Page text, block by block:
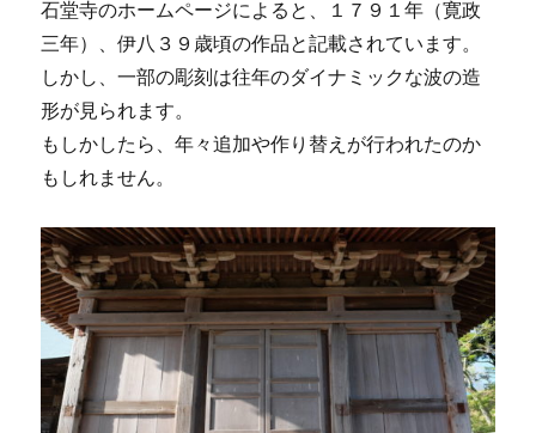
石堂寺のホームページによると、１７９１年（寛政
三年）、伊八３９歳頃の作品と記載されています。
しかし、一部の彫刻は往年のダイナミックな波の造
形が見られます。
もしかしたら、年々追加や作り替えが行われたのか
もしれません。